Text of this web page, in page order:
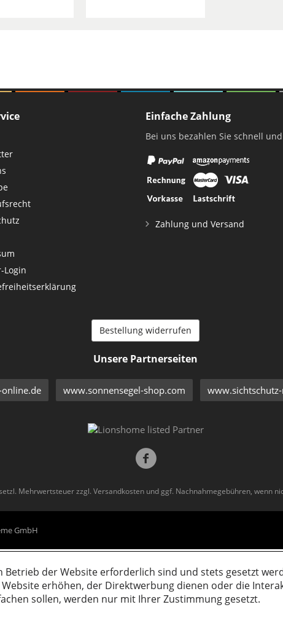
Login
Einfache Zahlung
Bei uns bezahlen Sie schnell
Zahlung und Versand
Bestellung widerrufen
Unsere Partnerseiten
www.sonnensegel-shop.com
Mehrwertsteuer zzgl. Versandkostenund ggf. Nachnahmegebühren, wenn
GmbH
der Website erforderlich sind und stets gesetzt
erhöhen, der Direktwerbung dienen oder die
sollen, werden nur mit Ihrer Zustimmung gesetzt.